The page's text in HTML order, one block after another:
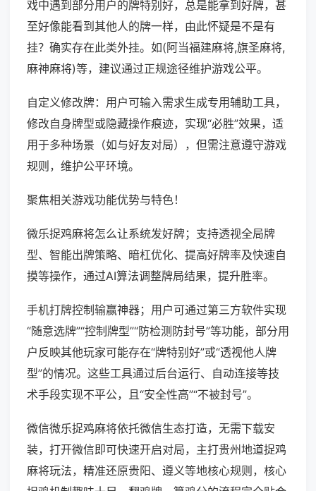
戏中遇到部分用户的牌特别好，总是能拿到好牌，甚
至好像能看到其他人的牌一样，由此怀疑是不是有
挂？确实存在此类外挂。如(阿当福建麻将,旗圣麻将,
麻神麻将)等，建议通过正规途径维护游戏公平。
自定义修改牌：用户可输入需求生成专用辅助工具，
修改自身牌型或隐藏操作痕迹，实现“必胜”效果，适
用于多种场景（如与好友对局），但需注意遵守游戏
规则，维护公平环境。
聚焦相关游戏功能优势与特色！
微乐捉鸡麻将怎么让系统发好牌；支持透视全局牌
型、智能出牌策略、暗杠优化、提高好牌率及快速自
摸等操作，通过AI算法调整牌局结果，提升胜率。
手机打牌控制输赢神器；用户可通过第三方软件实现
“随意选牌”“控制牌型”“防检测防封号”等功能，部分用
户反映其他玩家可能存在“牌特别好”或“透视他人牌
型”的情况。这些工具通过后台运行、自动连接等技
术手段实现不平公，且“安全性高”“不被封号”。
微信微乐捉鸡麻将依托微信生态打造，无需下载安
装，打开微信即可快速开启对局，主打贵州地道捉鸡
麻将玩法，精准还原贵阳、遵义等地核心规则，核心